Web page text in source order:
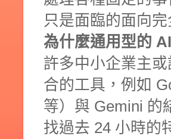
只是面臨的面向完
為什麼通用型的
許多中小企業主
合的工具，例如
等）與 Gemini 的
找過去 24 小時的